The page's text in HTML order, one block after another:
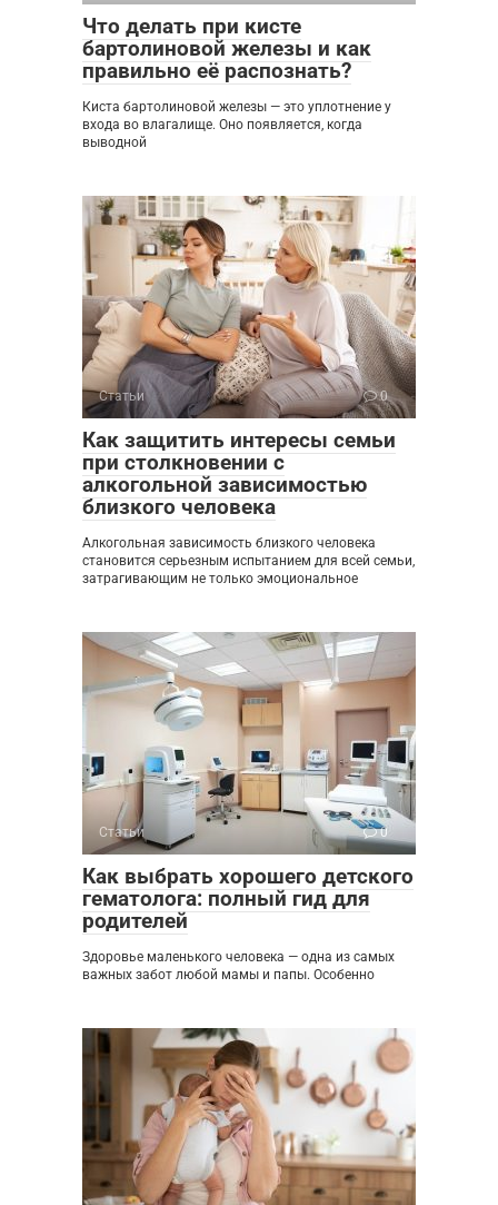
Что делать при кисте
бартолиновой железы и как
правильно её распознать?
Киста бартолиновой железы — это уплотнение у
входа во влагалище. Оно появляется, когда
выводной
Статьи 0
Как защитить интересы семьи
при столкновении с
алкогольной зависимостью
близкого человека
Алкогольная зависимость близкого человека
становится серьезным испытанием для всей семьи,
затрагивающим не только эмоциональное
Статьи 0
Как выбрать хорошего детского
гематолога: полный гид для
родителей
Здоровье маленького человека — одна из самых
важных забот любой мамы и папы. Особенно